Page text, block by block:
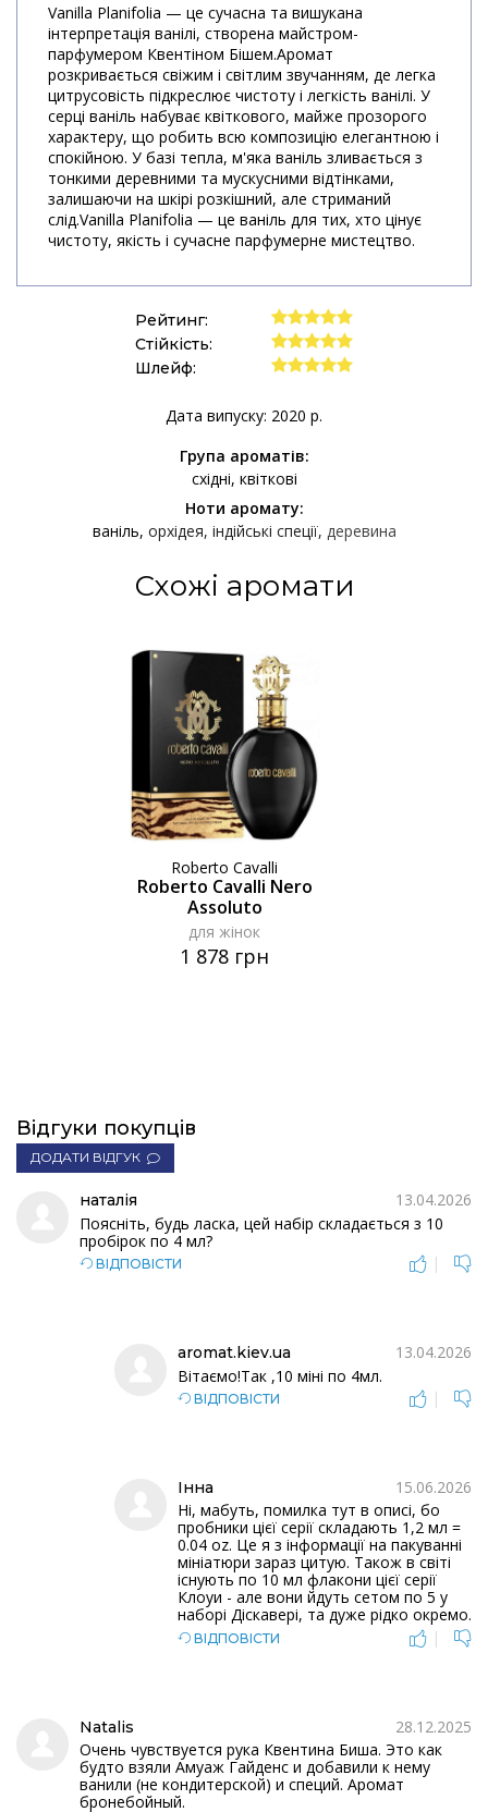
Vanilla Planifolia — це сучасна та вишукана
інтерпретація ванілі, створена майстром-
парфумером Квентіном Бішем.Аромат
розкривається свіжим і світлим звучанням, де легка
цитрусовість підкреслює чистоту і легкість ванілі. У
серці ваніль набуває квіткового, майже прозорого
характеру, що робить всю композицію елегантною і
спокійною. У базі тепла, м'яка ваніль зливається з
тонкими деревними та мускусними відтінками,
залишаючи на шкірі розкішний, але стриманий
слід.Vanilla Planifolia — це ваніль для тих, хто цінує
чистоту, якість і сучасне парфумерне мистецтво.
Рейтинг:
Стійкість:
Шлейф:
Дата випуску: 2020 р.
Група ароматів:
східні квіткові
Ноти аромату:
ваніль орхідея індійські спеції деревина
Схожі аромати
Roberto Cavalli
Roberto Cavalli Nero
Assoluto
для жінок
1 878 грн
Відгуки покупців
ДОДАТИ ВІДГУК
наталія
13.04.2026
Поясніть, будь ласка, цей набір складається з 10
пробірок по 4 мл?
ВІДПОВІСТИ |
aromat.kiev.ua
13.04.2026
Bітаємо!Так ,10 міні по 4мл.
ВІДПОВІСТИ |
Інна
15.06.2026
Ні, мабуть, помилка тут в описі, бо
пробники цієї серії складають 1,2 мл =
0.04 oz. Це я з інформації на пакуванні
мініатюри зараз цитую. Також в світі
існують по 10 мл флакони цієї серії
Клоуи - але вони йдуть сетом по 5 у
наборі Діскавері, та дуже рідко окремо.
ВІДПОВІСТИ |
Natalis
28.12.2025
Очень чувствуется рука Квентина Биша. Это как
будто взяли Амуаж Гайденс и добавили к нему
ванили (не кондитерской) и специй. Аромат
бронебойный.